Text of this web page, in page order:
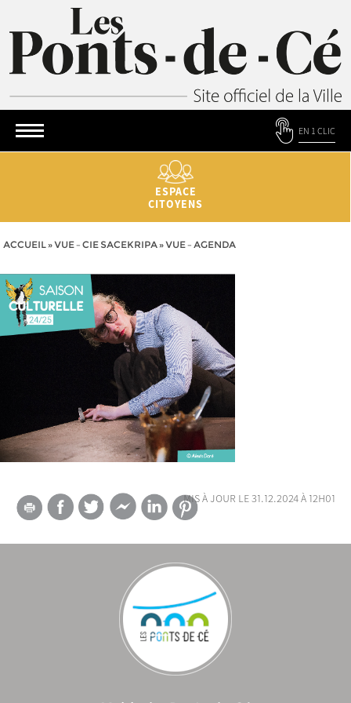
EN 1 CLIC
ESPACE
CITOYENS
ACCUEIL»VUE – CIE SACEKRIPA»VUE – AGENDA
mis à jour le 31.12.2024 à 12h01